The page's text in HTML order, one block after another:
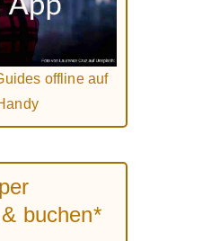
offline auf
buchen*